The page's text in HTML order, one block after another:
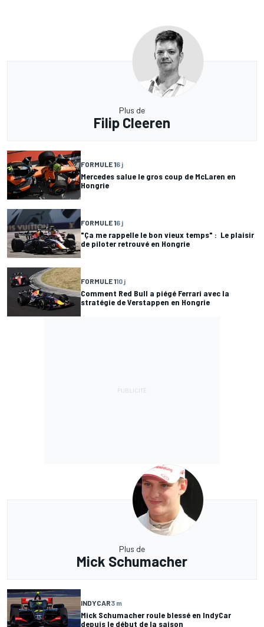
Plus de
Filip Cleeren
FORMULE 16 j
Mercedes salue le gros coup de McLaren en
Hongrie
FORMULE 16 j
"Ça me rappelle le bon vieux temps" : Le plaisir
de piloter retrouvé en Hongrie
FORMULE 110 j
Comment Red Bull a piégé Ferrari avec la
stratégie de Verstappen en Hongrie
Plus de
Mick Schumacher
INDYCAR3 m
Mick Schumacher roule blessé en IndyCar
depuis le début de la saison